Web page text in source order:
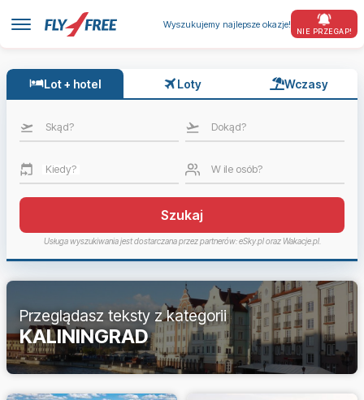
Wyszukujemy najlepsze okazje!
NIE PRZEGAP!
Lot + hotel Loty Wczasy
Skąd? Dokąd?
Kiedy? W ile osób?
Szukaj
Usługa wyszukiwania jest dostarczana przez partnerów: eSky.pl oraz Wakacje.pl.
Przeglądasz teksty z kategorii
KALININGRAD